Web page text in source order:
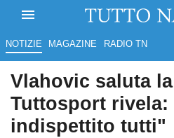
NOTIZIE MAGAZINE RADIO TN
Vlahovic saluta
Tuttosport rivela:
indispettito tutti"